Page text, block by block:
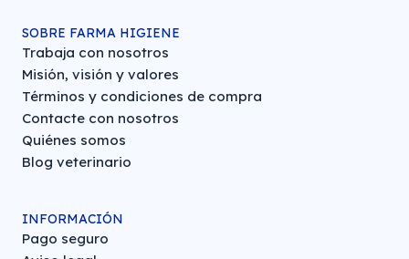
SOBRE FARMA HIGIENE
Trabaja con nosotros
Misión, visión y valores
Términos y condiciones de compra
Contacte con nosotros
Quiénes somos
Blog veterinario
INFORMACIÓN
Pago seguro